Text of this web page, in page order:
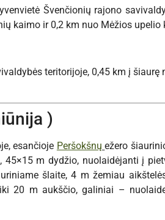
Švenčionių rajono
kaimo ir 0,2 km nuo Mėžios upelio
teritorijoje, 0,45 km į
)
esančioje Peršokšnų ežero
m dydžio, nuolaidėjanti į
šlaite, 4 m žemiau
20 m aukščio, galiniai –